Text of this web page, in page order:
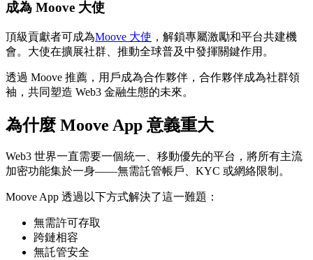
成為 Moove 大使
頂級貢獻者可成為Moove 大使 ，解鎖專屬激勵和平台共建機
會。大使在擴展社群、推動全球普及中發揮關鍵作用。
透過 Moove 推薦，用戶成為合作夥伴，合作夥伴成為社群領
袖，共同塑造 Web3 金融生態的未來。
為什麼 Moove App 意義重大
Web3 世界一直需要一個統一、移動優先的平台，將所有主流
加密功能集於一身——無需託管帳戶、KYC 或網絡限制。
Moove App 透過以下方式解決了這一難題：
無需許可存取
跨鏈相容
無託管安全